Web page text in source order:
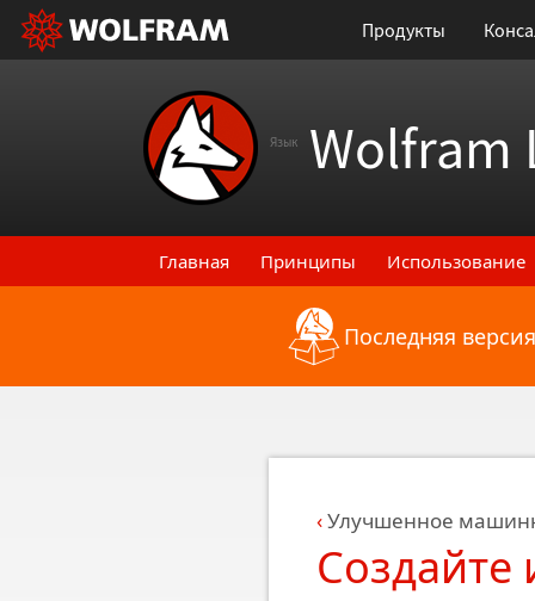
Продукты
Язык Wolfram
Главная Принципы Использование
Назад к последнимПоследняя
Улучшенное
Создайте